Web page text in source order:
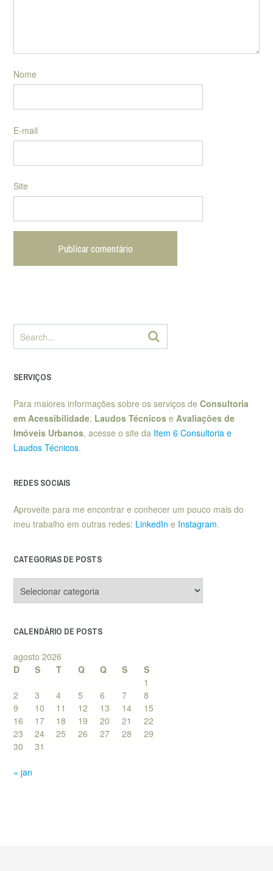
Nome
E-mail
Site
SERVIÇOS
Para maiores informações sobre os serviços de Consultoria
em Acessibilidade, Laudos Técnicos e Avaliações de
Imóveis Urbanos, acesse o site da Item 6 Consultoria e
Laudos Técnicos.
REDES SOCIAIS
Aproveite para me encontrar e conhecer um pouco mais do
meu trabalho em outras redes: LinkedIn e Instagram.
CATEGORIAS DE POSTS
de
CALENDÁRIO DE POSTS
agosto 2026
D
S T Q Q S
S
1
2
3 4 5 6 7
8
9
10 11 12 13 14
15
16
17 18 19 20 21
22
23
24 25 26 27 28
29
30
31
« jan